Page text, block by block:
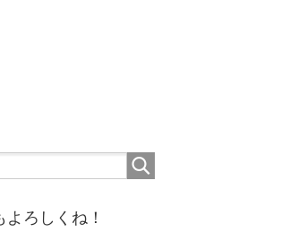
ろしくね！